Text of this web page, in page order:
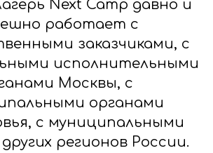
Next Camp давно и
работает с
заказчиками, с
исполнительными
Москвы, с
органами
с муниципальными
регионов России.